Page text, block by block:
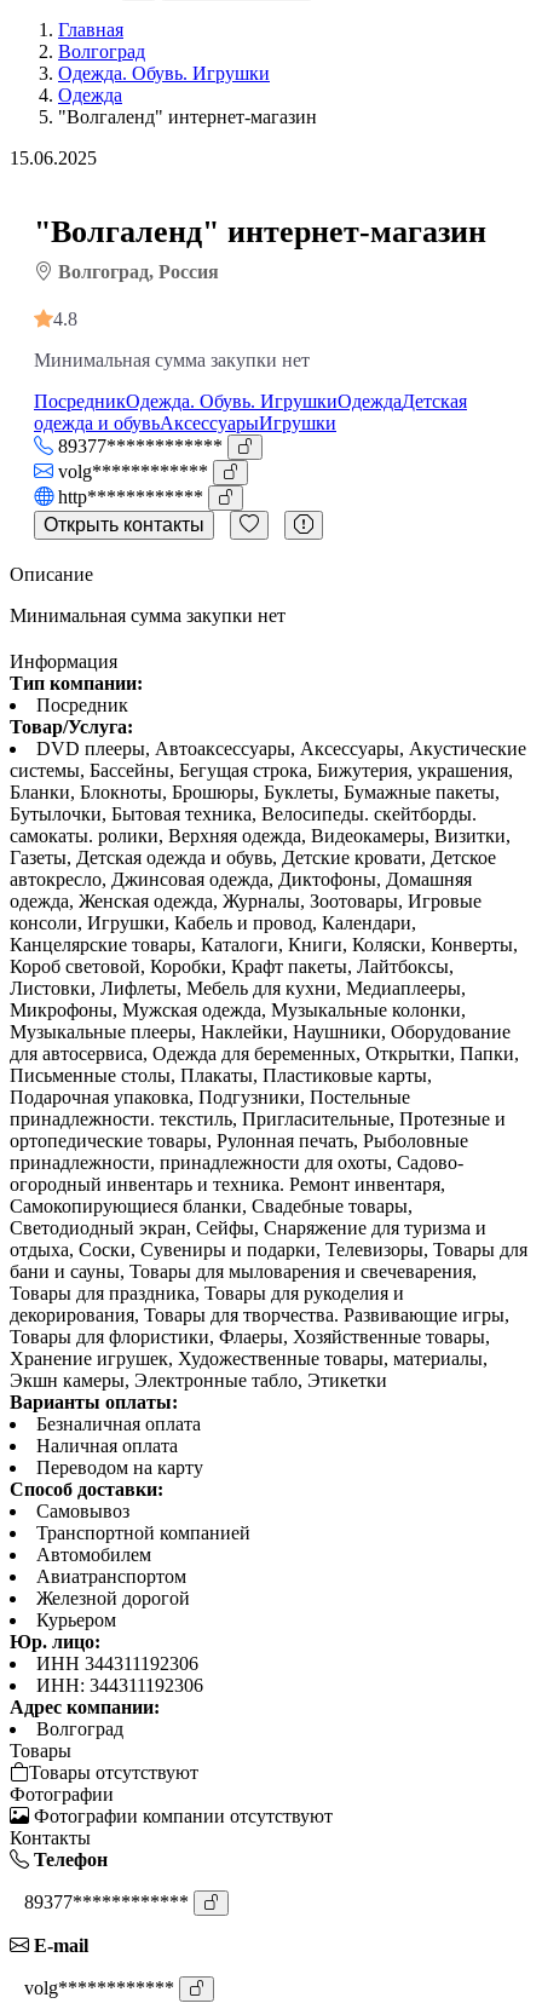
Главная
Волгоград
Одежда. Обувь. Игрушки
Одежда
"Волгаленд" интернет-магазин
15.06.2025
"Волгаленд" интернет-магазин
Волгоград, Россия
4.8
Минимальная сумма закупки нет
ПосредникОдежда. Обувь. ИгрушкиОдеждаДетская
одежда и обувьАксессуарыИгрушки
89377************
volg************
http************
Открыть контакты
Описание
Минимальная сумма закупки нет
Информация
Тип компании:
Посредник
Товар/Услуга:
DVD плееры, Автоаксессуары, Аксессуары, Акустические
системы, Бассейны, Бегущая строка, Бижутерия, украшения,
Бланки, Блокноты, Брошюры, Буклеты, Бумажные пакеты,
Бутылочки, Бытовая техника, Велосипеды. скейтборды.
самокаты. ролики, Верхняя одежда, Видеокамеры, Визитки,
Газеты, Детская одежда и обувь, Детские кровати, Детское
автокресло, Джинсовая одежда, Диктофоны, Домашняя
одежда, Женская одежда, Журналы, Зоотовары, Игровые
консоли, Игрушки, Кабель и провод, Календари,
Канцелярские товары, Каталоги, Книги, Коляски, Конверты,
Короб световой, Коробки, Крафт пакеты, Лайтбоксы,
Листовки, Лифлеты, Мебель для кухни, Медиаплееры,
Микрофоны, Мужская одежда, Музыкальные колонки,
Музыкальные плееры, Наклейки, Наушники, Оборудование
для автосервиса, Одежда для беременных, Открытки, Папки,
Письменные столы, Плакаты, Пластиковые карты,
Подарочная упаковка, Подгузники, Постельные
принадлежности. текстиль, Пригласительные, Протезные и
ортопедические товары, Рулонная печать, Рыболовные
принадлежности, принадлежности для охоты, Садово-
огородный инвентарь и техника. Ремонт инвентаря,
Самокопирующиеся бланки, Свадебные товары,
Светодиодный экран, Сейфы, Снаряжение для туризма и
отдыха, Соски, Сувениры и подарки, Телевизоры, Товары для
бани и сауны, Товары для мыловарения и свечеварения,
Товары для праздника, Товары для рукоделия и
декорирования, Товары для творчества. Развивающие игры,
Товары для флористики, Флаеры, Хозяйственные товары,
Хранение игрушек, Художественные товары, материалы,
Экшн камеры, Электронные табло, Этикетки
Варианты оплаты:
Безналичная оплата
Наличная оплата
Переводом на карту
Способ доставки:
Самовывоз
Транспортной компанией
Автомобилем
Авиатранспортом
Железной дорогой
Курьером
Юр. лицо:
ИНН 344311192306
ИНН: 344311192306
Адрес компании:
Волгоград
Товары
Товары отсутствуют
Фотографии
Фотографии компании отсутствуют
Контакты
Телефон
89377************
E-mail
volg************